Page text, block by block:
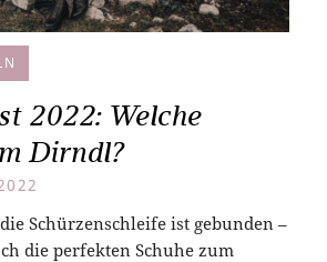
2022: Welche
Dirndl?
Schürzenschleife ist gebunden –
die perfekten Schuhe zum